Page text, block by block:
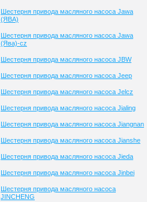
Шестерня привода масляного насоса Jawa
(ЯВА)
Шестерня привода масляного насоса Jawa
(Ява)-cz
Шестерня привода масляного насоса JBW
Шестерня привода масляного насоса Jeep
Шестерня привода масляного насоса Jelcz
Шестерня привода масляного насоса Jialing
Шестерня привода масляного насоса Jiangnan
Шестерня привода масляного насоса Jianshe
Шестерня привода масляного насоса Jieda
Шестерня привода масляного насоса Jinbei
Шестерня привода масляного насоса
JINCHENG